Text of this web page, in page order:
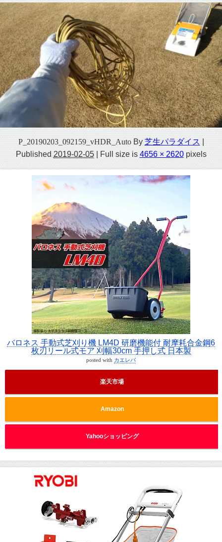
P_20190203_092159_vHDR_Auto By 芝生パラダイス
Published 2019-02-05 |Full size is4656 × 2620pixels
バロネス 手動式芝刈り機 LM4D 研磨機能付 耐摩耗合金鋼6
枚刃リール式モア 刈幅30cm 手押し式 日本製
posted with カエレバ
楽天市場
Amazon
Yahooショッピング